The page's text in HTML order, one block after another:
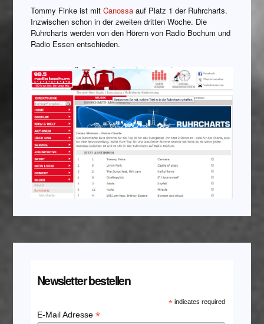
Tommy Finke ist mitCanossa auf Platz 1 der Ruhrcharts.
Inzwischen schon in derzweitendritten Woche. Die
Ruhrcharts werden von den Hörern von Radio Bochum und
Radio Essen entschieden.
Newsletter bestellen
* indicates required
E-Mail Adresse *